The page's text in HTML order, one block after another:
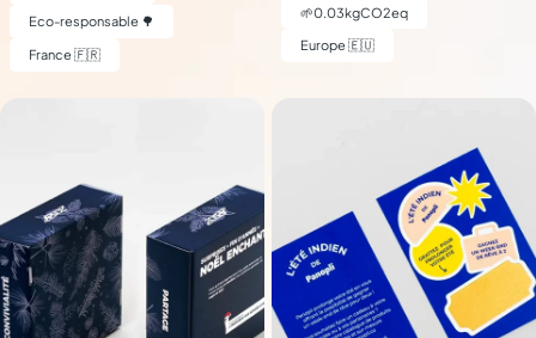
Eco-responsable 🌳
France 🇫🇷
🌱0.03kgCO2eq
Europe 🇪🇺